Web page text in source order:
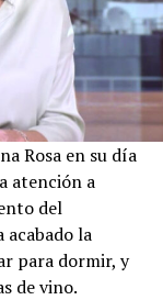
Rosa en su día
atención a
del
acabado la
para dormir, y
de vino.